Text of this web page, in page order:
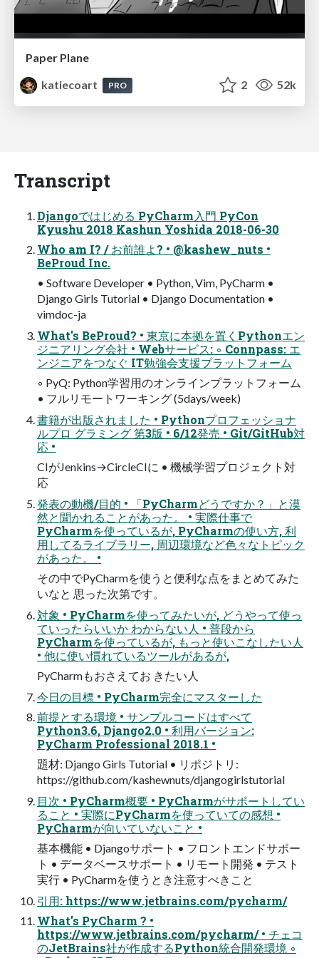
Paper Plane
katiecoart
PRO 2 52k
Transcript
Djangoではじめる PyCharm入門 PyCon
Kyushu 2018 Kashun Yoshida 2018-06-30
Who am I? / お前誰よ? • @kashew_nuts •
BeProud Inc.
• Software Developer • Python, Vim, PyCharm •
Django Girls Tutorial • Django Documentation •
vimdoc-ja
What's BeProud? • 東京に本拠を置くPythonエン
ジニアリング会社 • Webサービス: ◦ Connpass: エ
ンジニアをつなぐ IT勉強会支援プラットフォーム
◦ PyQ: Python学習用のオンラインプラットフォーム
• フルリモートワーキング (5days/week)
書籍が出版されました • Pythonプロフェッショナ
ルプロ グラミング 第3版 • 6/12発売 • Git/GitHub対
応 •
CIがJenkins→CircleCIに • 機械学習プロジェクト対
応
発表の動機/目的 • 「PyCharmどうですか？」と漠
然と聞かれることがあった。 • 実際仕事で
PyCharmを使っているが, PyCharmの使い方, 利
用してるライブラリー, 周辺環境など色々なトピック
があった。 •
その中でPyCharmを使うと便利な点をまとめてみた
いなと 思った次第です。
対象 • PyCharmを使ってみたいが, どうやって使っ
ていったらいいか わからない人 • 普段から
PyCharmを使っているが, もっと使いこなしたい人
• 他に使い慣れているツールがあるが,
PyCharmもおさえてお きたい人
今日の目標 • PyCharm完全にマスターした
前提とする環境 • サンプルコードはすべて
Python3.6, Django2.0 • 利用バージョン:
PyCharm Professional 2018.1 •
題材: Django Girls Tutorial • リポジトリ:
https://github.com/kashewnuts/djangogirlstutorial
目次 • PyCharm概要 • PyCharmがサポートしてい
ること • 実際にPyCharmを使っていての感想 •
PyCharmが向いていないこと •
基本機能 • Djangoサポート • フロントエンドサポー
ト • データベースサポート • リモート開発 • テスト
実行 • PyCharmを使うとき注意すべきこと
引用: https://www.jetbrains.com/pycharm/
What's PyCharm ? •
https://www.jetbrains.com/pycharm/ • チェコ
のJetBrains社が作成するPython統合開発環境 ◦